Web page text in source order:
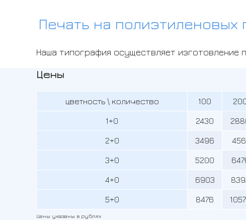
Печать на полиэтиленовых
Наша типография осуществляет
Цены
цветность \ количество 100
1+0 2430
2+0 3496
3+0 5200
4+0 6903
5+0 8476
Цены указаны в рублях